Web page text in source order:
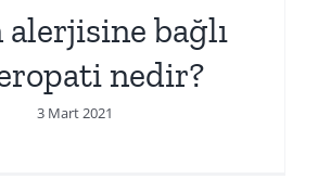
alerjisine bağlı
nedir?
3 Mart 2021